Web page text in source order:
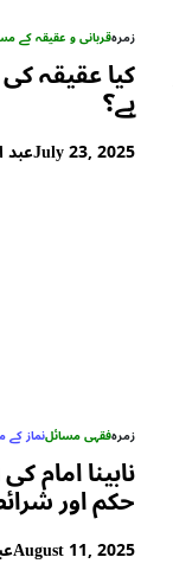
زمرہقربانی و عقیقہ کے
کیا عقیقہ
ہے؟
July 23, 2025عبد
زمرہفقہی مسائلنماز کے
نابینا امام
حکم اور
August 11, 2025